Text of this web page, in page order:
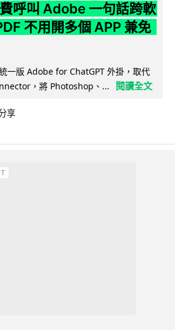
呼叫 Adobe 一句話跨軟
不用開多個 APP 兼免
一版 Adobe for ChatGPT 外掛，取代
，將 Photoshop、...
閱讀全文
享